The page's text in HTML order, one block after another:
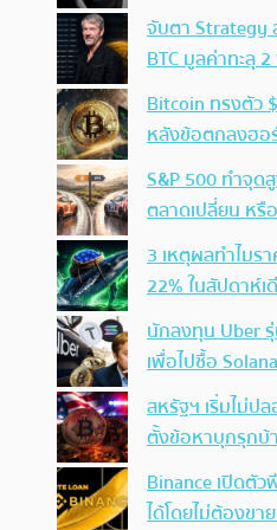
จับตา Strategy
BTC มูลค่าทะลุ
Bitcoin ทรงตัว
หลังข้อตกลงฮอ
S&P 500 ทำจุด
ตลาดเปลี่ยน หรื
3 เหตุผลทำไมร
22% ในสัปดาห์เ
นักลงทุน Uber รุ่
เพื่อไปซื้อ
สหรัฐฯ เริ่มไม่ป
ตั้งข้อหาบุกรุกบ้
Binance เปิดตัว
ได้โดยไม่ต้องข